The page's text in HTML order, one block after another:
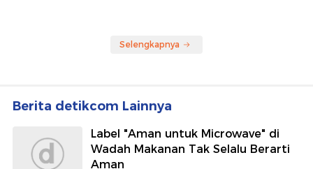
Selengkapnya
Berita detikcom Lainnya
Label "Aman untuk Microwave" di
Wadah Makanan Tak Selalu Berarti
Aman